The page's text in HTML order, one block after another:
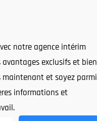
notre agence intérim
exclusifs et bien
maintenant et soyez parmi
informations et